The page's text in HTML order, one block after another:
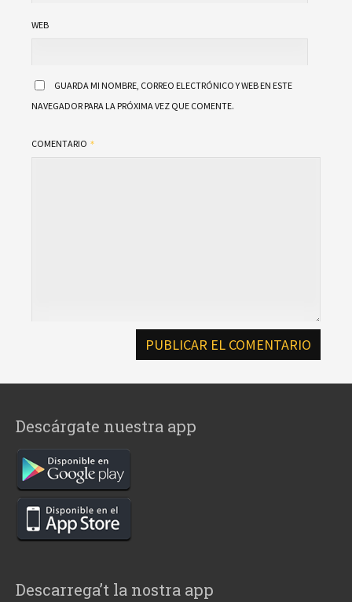
WEB
GUARDA MI NOMBRE, CORREO ELECTRÓNICO Y WEB EN ESTE
NAVEGADOR PARA LA PRÓXIMA VEZ QUE COMENTE.
COMENTARIO
Descárgate nuestra app
Descarrega’t la nostra app